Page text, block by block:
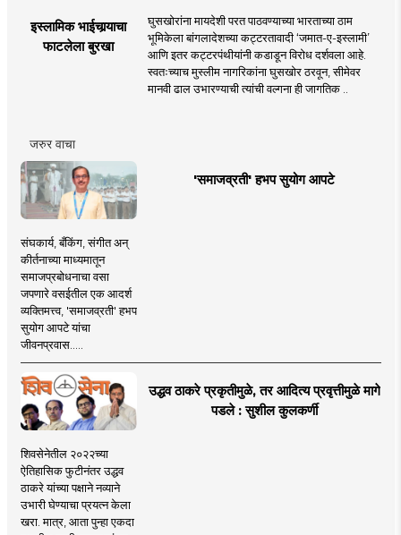
इस्लामिक भाईचार्‍याचा
फाटलेला बुरखा
घुसखोरांना मायदेशी परत पाठवण्याच्या भारताच्या ठाम
भूमिकेला बांगलादेशच्या कट्टरतावादी ‘जमात-ए-इस्लामी’
आणि इतर कट्टरपंथीयांनी कडाडून विरोध दर्शवला आहे.
स्वतःच्याच मुस्लीम नागरिकांना घुसखोर ठरवून, सीमेवर
मानवी ढाल उभारण्याची त्यांची वल्गना ही जागतिक ..
जरुर वाचा
'समाजव्रती' हभप सुयोग आपटे
संघकार्य, बँकिंग, संगीत अन्
कीर्तनाच्या माध्यमातून
समाजप्रबोधनाचा वसा
जपणारे वसईतील एक आदर्श
व्यक्तिमत्त्व, 'समाजव्रती' हभप
सुयोग आपटे यांचा
जीवनप्रवास.....
उद्धव ठाकरे प्रकृतीमुळे, तर आदित्य प्रवृत्तीमुळे मागे
पडले : सुशील कुलकर्णी
शिवसेनेतील २०२२च्या
ऐतिहासिक फुटीनंतर उद्धव
ठाकरे यांच्या पक्षाने नव्याने
उभारी घेण्याचा प्रयत्न केला
खरा. मात्र, आता पुन्हा एकदा